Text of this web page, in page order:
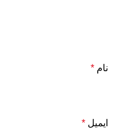
نام *
ایمیل *